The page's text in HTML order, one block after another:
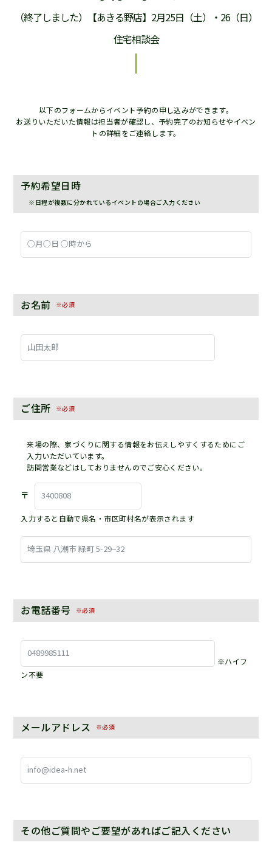
（終了しました）【あきる野店】2月25日（土）・26（日）
住宅相談会
以下のフォームからイベント予約の申し込みができます。
お送りいただいた情報は担当者が確認し、予約完了のお知らせやイベン
トの詳細をご連絡します。
予約希望日時
※日程が複数に分かれているイベントの場合ご入力ください
お名前 ※必須
ご住所 ※必須
来場の際、家づくりに関する情報をお伝えしやすくするためにご
入力いただいています。
訪問営業などはしておりませんのでご安心ください。
〒
入力すると自動で県名・市区町村名が表示されます
お電話番号 ※必須
※ハイフ
ン不要
メールアドレス ※必須
その他ご質問やご要望があればご記入ください